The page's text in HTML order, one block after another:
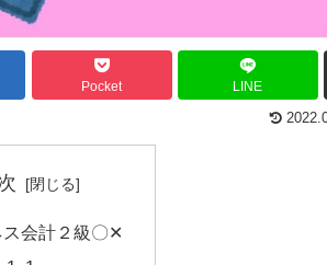
Pocket LINE
ス会計２級〇✕